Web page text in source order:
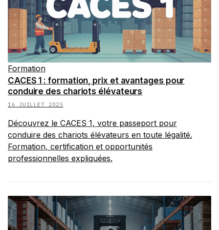
Formation
CACES 1 : formation, prix et avantages pour
conduire des chariots élévateurs
16 JUILLET 2025
Découvrez le CACES 1, votre passeport pour
conduire des chariots élévateurs en toute légalité.
Formation, certification et opportunités
professionnelles expliquées.